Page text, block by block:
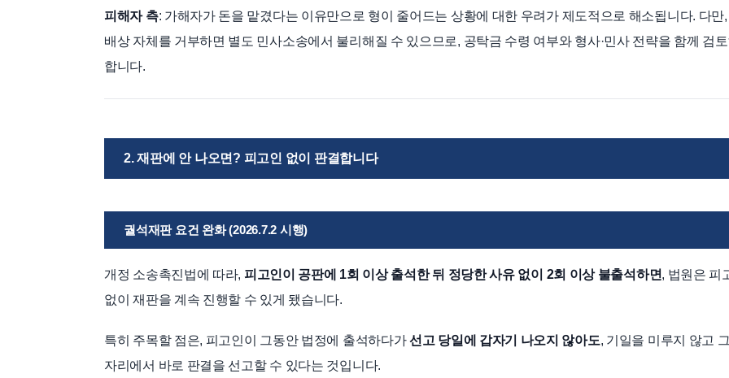
피해자 측: 가해자가 돈을 맡겼다는 이유만으로 형이 줄어드는 상황에 대한 우려가 제도적으로 해소됩니다. 다만,
배상 자체를 거부하면 별도 민사소송에서 불리해질 수 있으므로, 공탁금 수령 여부와 형사·민사 전략을 함께 검
합니다.
2. 재판에 안 나오면? 피고인 없이 판결합니다
궐석재판 요건 완화 (2026.7.2 시행)
개정 소송촉진법에 따라, 피고인이 공판에 1회 이상 출석한 뒤 정당한 사유 없이 2회 이상 불출석하면, 법원은 피
없이 재판을 계속 진행할 수 있게 됐습니다.
특히 주목할 점은, 피고인이 그동안 법정에 출석하다가선고 당일에 갑자기 나오지 않아도, 기일을 미루지 않고 그
자리에서 바로 판결을 선고할 수 있다는 것입니다.